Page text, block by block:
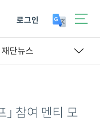
로그인
재단뉴스
참여 멘티 모